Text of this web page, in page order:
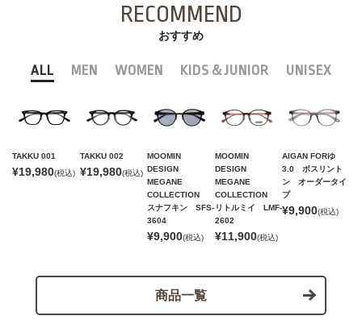
RECOMMEND
おすすめ
ALL MEN WOMEN KIDS＆JUNIOR UNISEX
TAKKU 001
¥19,980(税込)
TAKKU 002
¥19,980(税込)
MOOMIN
DESIGN
MEGANE
COLLECTION
スナフキン SFS-
3604
¥9,900(税込)
MOOMIN
DESIGN
MEGANE
COLLECTION
リトルミイ LMF-
2602
¥11,900(税込)
AIGAN FORゆ
3.0 ボスリント
ン オーダータイ
プ
¥9,900(税込)
商品一覧